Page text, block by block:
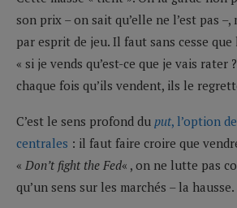
son prix – on sait qu’elle ne l’est pas
par esprit de jeu. Il faut sans cesse que
« si je vends qu’est-ce que je vais rater
chaque fois qu’ils vendent, ils le
C’est le sens profond du put, l’option
centrales : il faut faire croire que
« Don’t fight the Fed« , on ne lutte pas
qu’un sens sur les marchés – la hausse.